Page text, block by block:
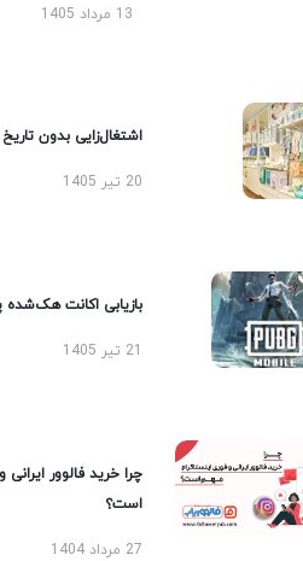
13 مرداد 1405
اشتغال‌زایی بدون تاریخ
20 تیر 1405
بازیابی اکانت هک‌شده
چرا خرید فالوور ایرانی
است؟
27 مرداد 1404